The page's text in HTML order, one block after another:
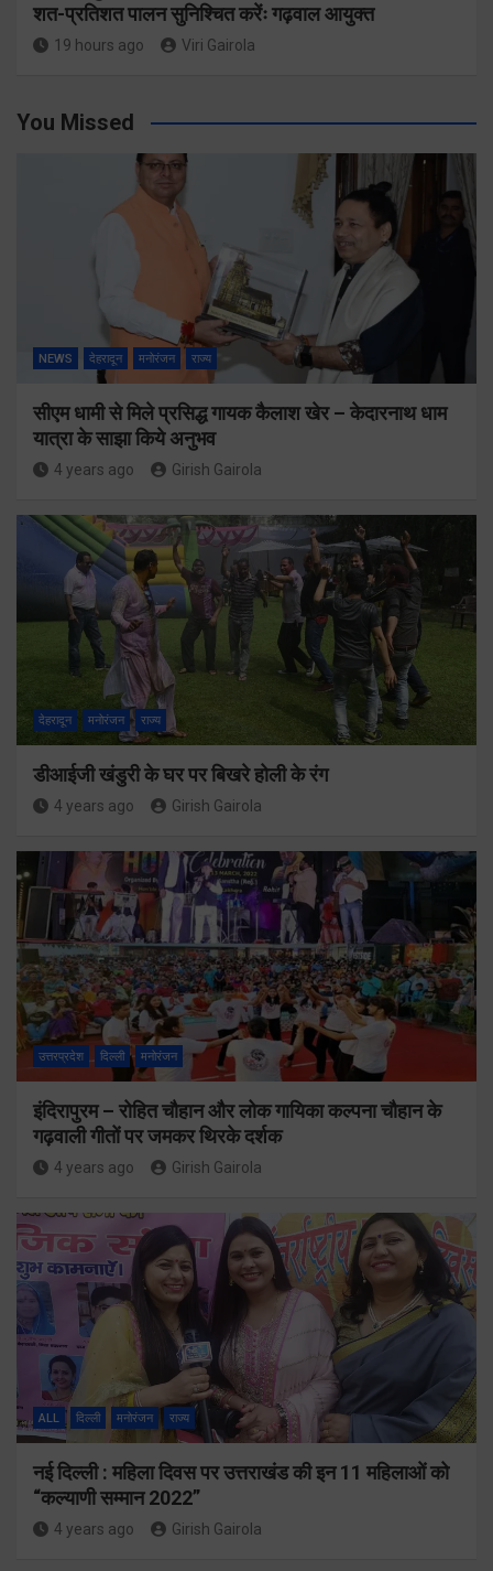
शत-प्रतिशत पालन सुनिश्चित करेंः गढ़वाल आयुक्त
19 hours ago Viri Gairola
You Missed
NEWS देहरादून मनोरंजन राज्य
सीएम धामी से मिले प्रसिद्ध गायक कैलाश खेर – केदारनाथ धाम
यात्रा के साझा किये अनुभव
4 years ago Girish Gairola
देहरादून मनोरंजन राज्य
डीआईजी खंडुरी के घर पर बिखरे होली के रंग
4 years ago Girish Gairola
उत्तरप्रदेश दिल्ली मनोरंजन
इंदिरापुरम – रोहित चौहान और लोक गायिका कल्पना चौहान के
गढ़वाली गीतों पर जमकर थिरके दर्शक
4 years ago Girish Gairola
ALL दिल्ली मनोरंजन राज्य
नई दिल्ली : महिला दिवस पर उत्तराखंड की इन 11 महिलाओं को
“कल्याणी सम्मान 2022”
4 years ago Girish Gairola